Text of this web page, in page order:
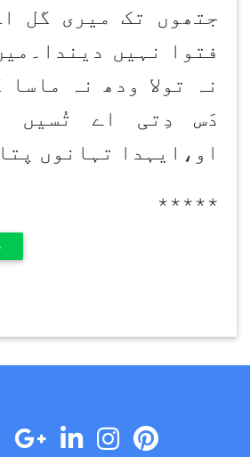
جتھوں تک میری گل
فتوا نہیں
نہ تولا ودھ نہ
دَس دِتی اے تُسیں
او،ایہدا تہانوں
٭٭٭٭٭